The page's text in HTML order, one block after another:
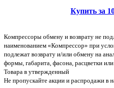
Купить за
Компрессоры обмену и возврату не
наименованием «Компрессор» при
подлежат возврату и/или обмену на
формы, габарита, фасона, расцветки
Товара в утвержденный
Не пропускайте акции и распродажи в